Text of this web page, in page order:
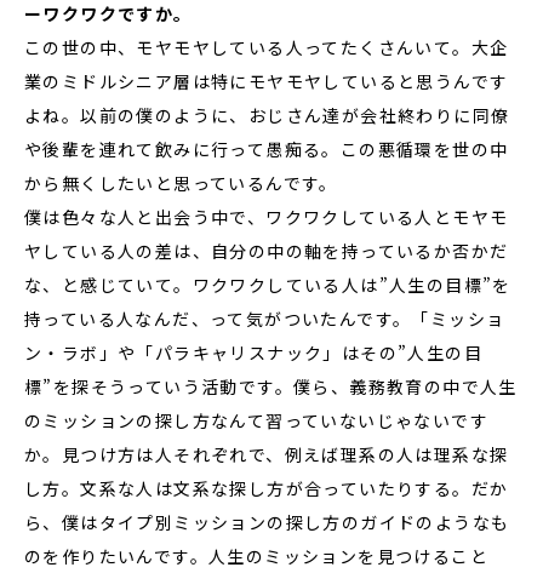
ーワクワクですか。
この世の中、モヤモヤしている人ってたくさんいて。大企
業のミドルシニア層は特にモヤモヤしていると思うんです
よね。以前の僕のように、おじさん達が会社終わりに同僚
や後輩を連れて飲みに行って愚痴る。この悪循環を世の中
から無くしたいと思っているんです。
僕は色々な人と出会う中で、ワクワクしている人とモヤモ
ヤしている人の差は、自分の中の軸を持っているか否かだ
な、と感じていて。ワクワクしている人は”人生の目標”を
持っている人なんだ、って気がついたんです。「ミッショ
ン・ラボ」や「パラキャリスナック」はその”人生の目
標”を探そうっていう活動です。僕ら、義務教育の中で人生
のミッションの探し方なんて習っていないじゃないです
か。見つけ方は人それぞれで、例えば理系の人は理系な探
し方。文系な人は文系な探し方が合っていたりする。だか
ら、僕はタイプ別ミッションの探し方のガイドのようなも
のを作りたいんです。人生のミッションを見つけること